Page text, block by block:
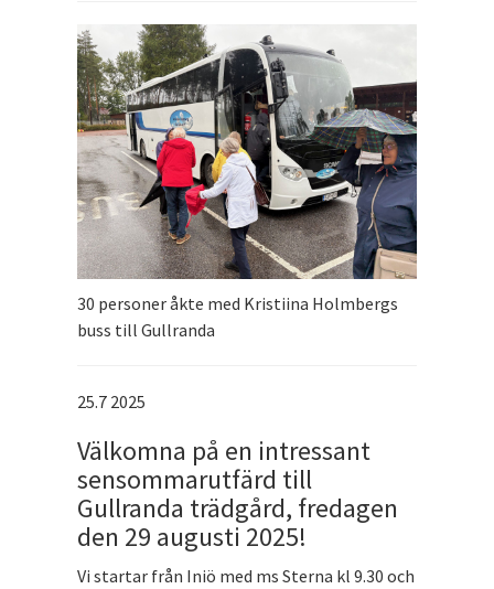
30 personer åkte med Kristiina Holmbergs
buss till Gullranda
25.7 2025
Välkomna på en intressant
sensommarutfärd till
Gullranda trädgård, fredagen
den 29 augusti 2025!
Vi startar från Iniö med ms Sterna kl 9.30 och